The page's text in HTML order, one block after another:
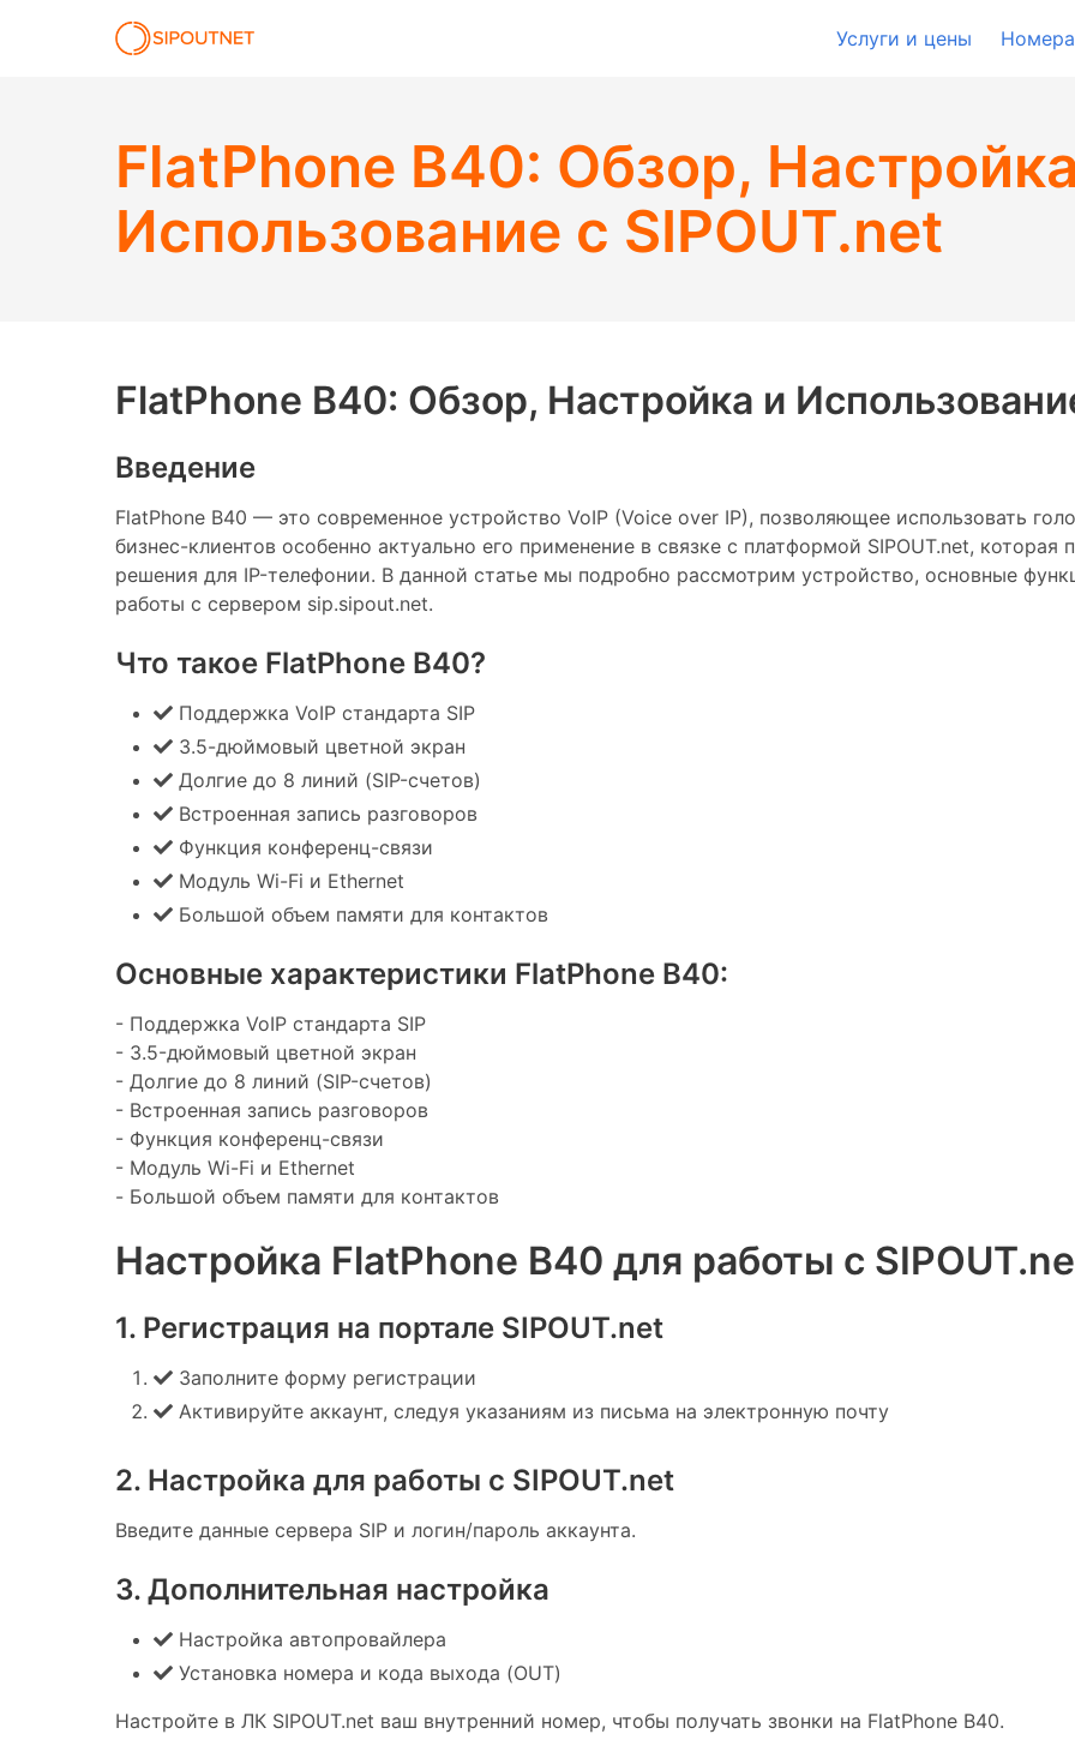
Услуги и цены Номера
FlatPhone B40: Обзор,
Использование с SIPOUT.net
FlatPhone B40: Обзор, Настройка и
Введение
FlatPhone B40 — это современное устройство VoIP (Voice over IP), позволяющее использовать
бизнес-клиентов особенно актуально его применение в связке с платформой SIPOUT.net,
решения для IP-телефонии. В данной статье мы подробно рассмотрим устройство, основные
работы с сервером sip.sipout.net.
Что такое FlatPhone B40?
Поддержка VoIP стандарта SIP
3.5-дюймовый цветной экран
Долгие до 8 линий (SIP-счетов)
Встроенная запись разговоров
Функция конференц-связи
Модуль Wi-Fi и Ethernet
Большой объем памяти для контактов
Основные характеристики FlatPhone B40:
- Поддержка VoIP стандарта SIP
- 3.5-дюймовый цветной экран
- Долгие до 8 линий (SIP-счетов)
- Встроенная запись разговоров
- Функция конференц-связи
- Модуль Wi-Fi и Ethernet
- Большой объем памяти для контактов
Настройка FlatPhone B40 для работы с
1. Регистрация на портале SIPOUT.net
Заполните форму регистрации
Активируйте аккаунт, следуя указаниям из письма на электронную почту
2. Настройка для работы с SIPOUT.net
Введите данные сервера SIP и логин/пароль аккаунта.
3. Дополнительная настройка
Настройка автопровайлера
Установка номера и кода выхода (OUT)
Настройте в ЛК SIPOUT.net ваш внутренний номер, чтобы получать звонки на FlatPhone B40.